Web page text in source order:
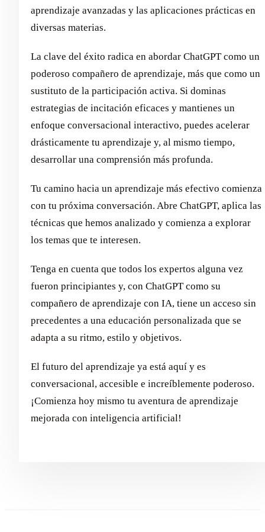
aprendizaje avanzadas y las aplicaciones prácticas en
diversas materias.
La clave del éxito radica en abordar ChatGPT como un
poderoso compañero de aprendizaje, más que como un
sustituto de la participación activa. Si dominas
estrategias de incitación eficaces y mantienes un
enfoque conversacional interactivo, puedes acelerar
drásticamente tu aprendizaje y, al mismo tiempo,
desarrollar una comprensión más profunda.
Tu camino hacia un aprendizaje más efectivo comienza
con tu próxima conversación. Abre ChatGPT, aplica las
técnicas que hemos analizado y comienza a explorar
los temas que te interesen.
Tenga en cuenta que todos los expertos alguna vez
fueron principiantes y, con ChatGPT como su
compañero de aprendizaje con IA, tiene un acceso sin
precedentes a una educación personalizada que se
adapta a su ritmo, estilo y objetivos.
El futuro del aprendizaje ya está aquí y es
conversacional, accesible e increíblemente poderoso.
¡Comienza hoy mismo tu aventura de aprendizaje
mejorada con inteligencia artificial!